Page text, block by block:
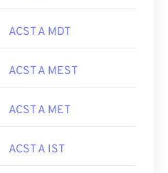
ACST A MDT
ACST A MEST
ACST A MET
ACST A IST